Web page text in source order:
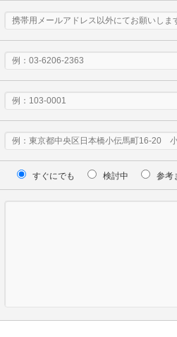
すぐにでも 検討中 参考